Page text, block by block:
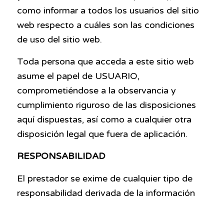
como informar a todos los usuarios del sitio
web respecto a cuáles son las condiciones
de uso del sitio web.
Toda persona que acceda a este sitio web
asume el papel de USUARIO,
comprometiéndose a la observancia y
cumplimiento riguroso de las disposiciones
aquí dispuestas, así como a cualquier otra
disposición legal que fuera de aplicación.
RESPONSABILIDAD
El prestador se exime de cualquier tipo de
responsabilidad derivada de la información